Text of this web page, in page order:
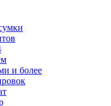
и более